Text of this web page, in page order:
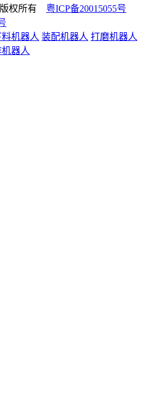
版权所有 粤ICP备20015055号
料机器人 装配机器人 打磨机器人
器人